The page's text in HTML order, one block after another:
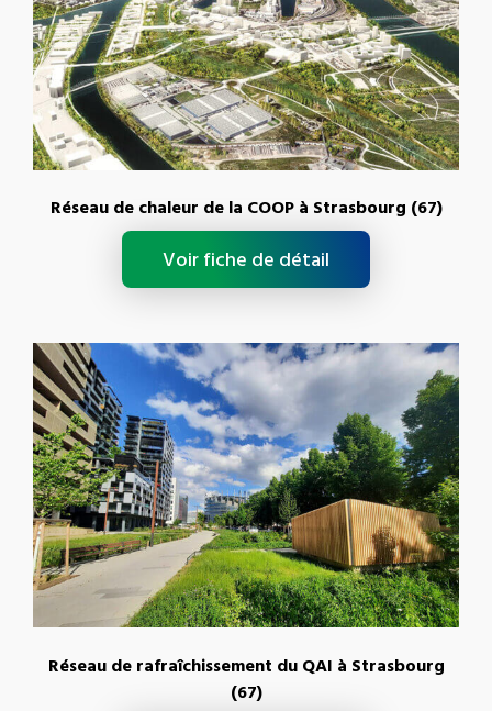
Réseau de chaleur de la COOP à Strasbourg (67)
Voir fiche de détail
Réseau de rafraîchissement du QAI à Strasbourg
(67)